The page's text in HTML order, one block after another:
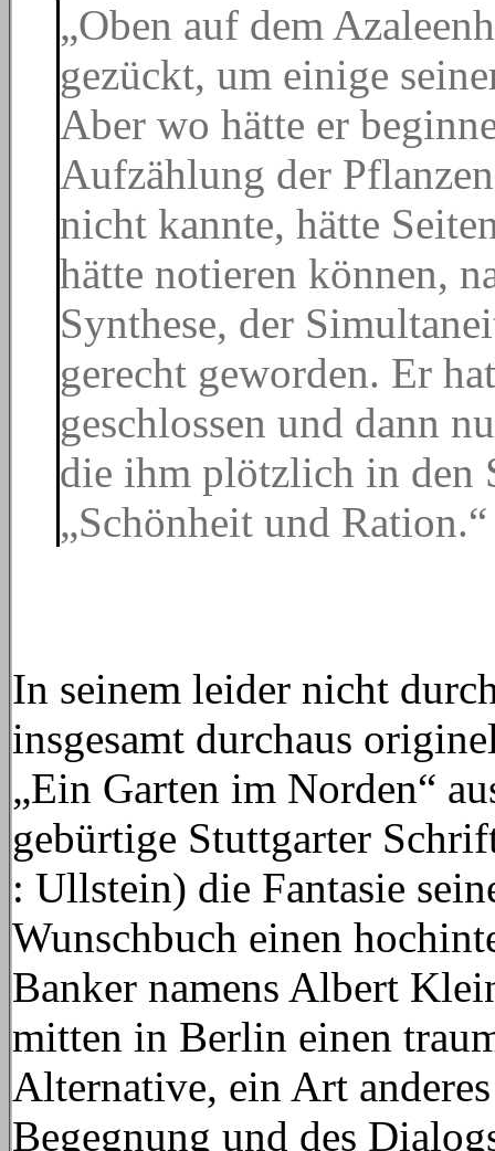
„Oben auf dem
gezückt, um einige
Aber wo hätte er
Aufzählung der
nicht kannte, hätte
hätte notieren können,
Synthese, der
gerecht geworden. Er
geschlossen und dann
die ihm plötzlich in den
„Schönheit und Ration.“
In seinem leider nicht
insgesamt durchaus
„Ein Garten im Norden“
gebürtige Stuttgarter
: Ullstein) die Fantasie
Wunschbuch einen
Banker namens Albert
mitten in Berlin einen
Alternative, ein Art
Begegnung und des